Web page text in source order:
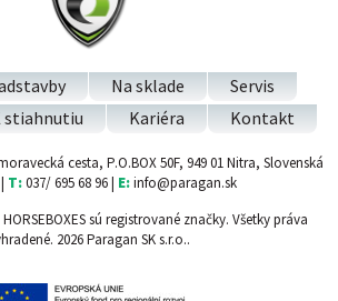
Na sklade
Servis
stiahnutiu Kariéra Kontakt
cesta, P.O.BOX 50F, 949 01 Nitra, Slovenská
T:037/ 695 68 96 | E:info@paragan.sk
HORSEBOXES sú registrované značky. Všetky práva
2026 Paragan SK s.r.o..